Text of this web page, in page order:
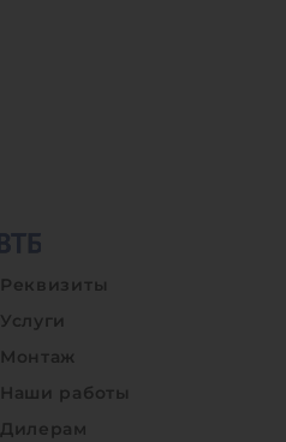
Реквизиты
Услуги
Монтаж
Наши работы
Дилерам